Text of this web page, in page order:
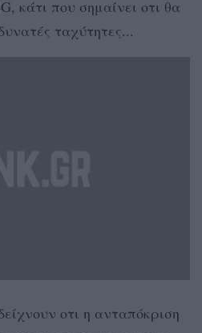
κάτι που σημαίνει οτι θα
ταχύτητες...
οτι η ανταπόκριση